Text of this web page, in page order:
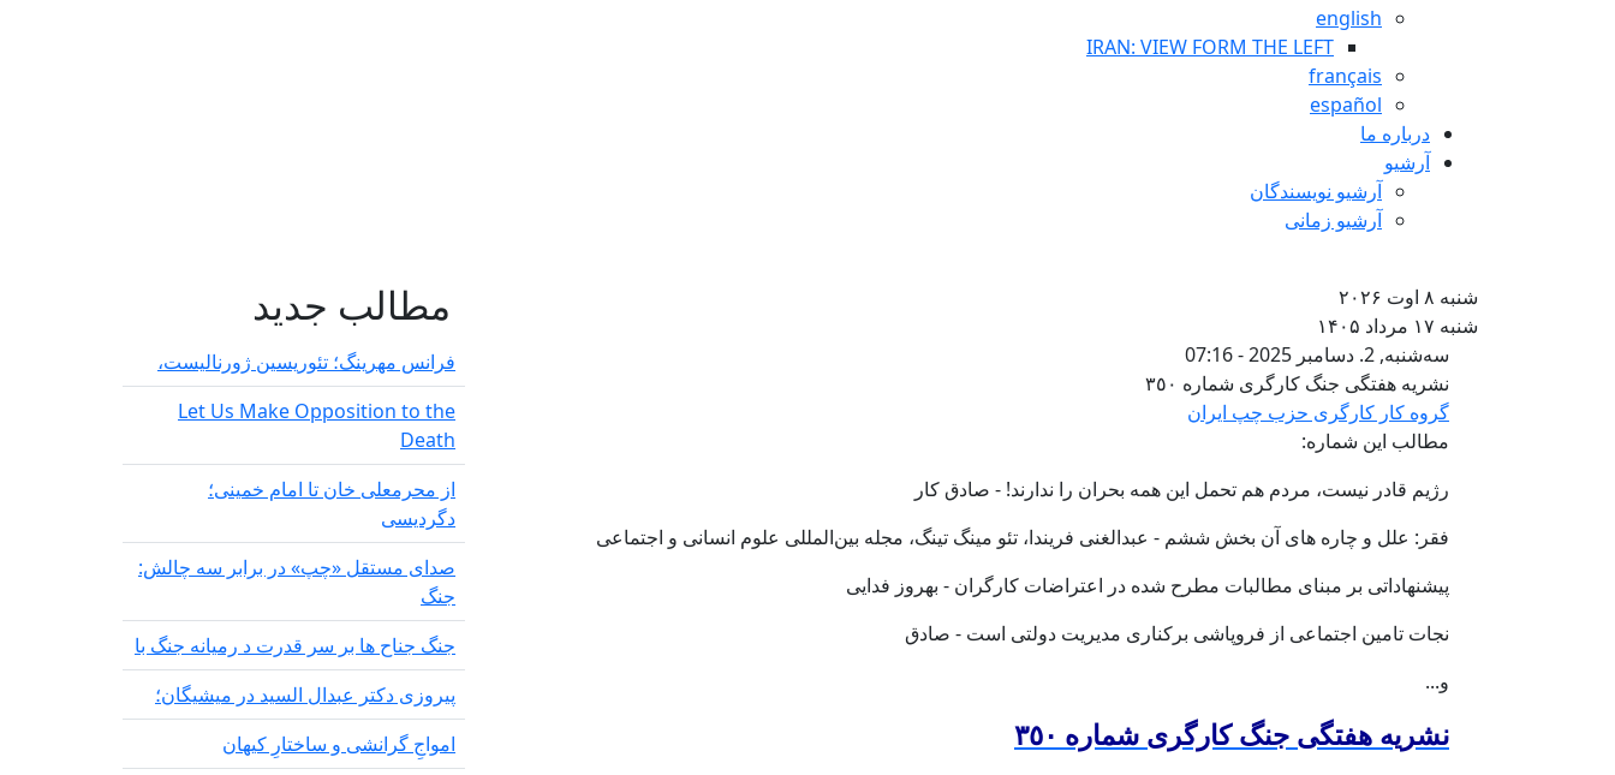
english
IRAN: VIEW FORM THE LEFT
français
español
درباره ما
آرشیو
آرشیو نویسندگان
آرشیو زمانی
شنبه ۸ اوت ۲۰۲۶
شنبه ۱۷ مرداد ۱۴۰۵
نشریە هفتگی جنگ کارگری شمارە ٣٥٠
سه‌شنبه, 2. دسامبر 2025 - 07:16
نشریە هفتگی جنگ کارگری شمارە ٣٥٠
گروه کار کارگری حزب چپ ایران
مطالب این شمارە:
رژیم قادر نیست، مردم هم تحمل این همە بحران را ندارند! - صادق کار
فقر: علل و چاره های آن بخش ششم - عبدالغنی فریندا، تئو مینگ تینگ، مجله بین‌المللی علوم انسانی و اجتماعی
پیشنهاداتی بر مبنای مطالبات مطرح شدە در اعتراضات کارگران - بهروز فدایی
نجات تامین اجتماعی از فروپاشی برکناری مدیریت دولتی است - صادق
و...
نشریە هفتگی جنگ کارگری شمارە ٣٥٠
مطالب جدید
فرانس مهرینگ؛ تئوریسین ژورنالیست،
Let Us Make Opposition to the
Death
از محرمعلی خان تا امام خمینی؛
دگردیسی
صدای مستقل «چپ» در برابر سه چالش:
جنگ
جنگ جناح ها بر سر قدرت د رمیانە جنگ با
پیروزی دکتر عبدال السید در میشیگان؛
‌امواجِ گرانشی و ساختارِ کیهان